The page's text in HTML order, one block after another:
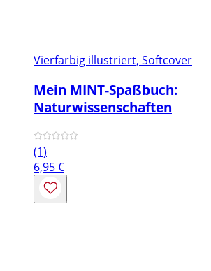
Vierfarbig illustriert, Softcover
Mein MINT-Spaßbuch:
Naturwissenschaften
(1)
6,95€